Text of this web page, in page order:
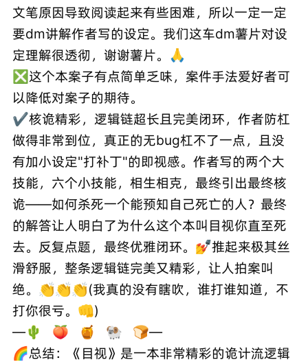
文笔原因导致阅读起来有些困难，所以一定一定
要dm讲解作者写的设定。我们这车dm薯片对设
定理解很透彻，谢谢薯片。🙏
❎这个本案子有点简单乏味，案件手法爱好者可
以降低对案子的期待。
✔️核诡精彩，逻辑链超长且完美闭环，作者防杠
做得非常到位，真正的无bug杠不了一点，且没
有加小设定"打补丁"的即视感。作者写的两个大
技能，六个小技能，相生相克，最终引出最终核
诡——如何杀死一个能预知自己死亡的人？最终
的解答让人明白了为什么这个本叫目视你直至死
去。反复点题，最终优雅闭环。💅推起来极其丝
滑舒服，整条逻辑链完美又精彩，让人拍案叫
绝。👏👏👏(我真的没有瞎吹，谁打谁知道，不
打你很亏。👊)
—🌵 🍑 🍯 🐏 🍞—
🌈总结：《目视》是一本非常精彩的诡计流逻辑